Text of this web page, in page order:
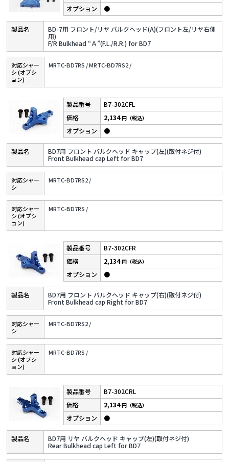
BD-7用 フロント/リヤ バルクヘッド(A)(フロント左/リヤ右側
用)
F/R Bulkhead “Ａ”(F.L./R.R.) for BD7
●
対応シャー
シ (オプシ
ョン)
MRTC-BD7RS /MRTC-BD7RS2 /
B7-302CFL
BD7用 フロント バルクヘッド キャップ(左)(取付ネジ付)
Front Bulkhead cap Left for BD7
2,134円（税込）
●
対応シャー
シ
MRTC-BD7RS2 /
対応シャー
シ (オプシ
ョン)
MRTC-BD7RS /
B7-302CFR
BD7用 フロント バルクヘッド キャップ(右)(取付ネジ付)
Front Bulkhead cap Right for BD7
2,134円（税込）
●
対応シャー
シ
MRTC-BD7RS2 /
対応シャー
シ (オプシ
ョン)
MRTC-BD7RS /
B7-302CRL
BD7用 リヤ バルクヘッド キャップ(左)(取付ネジ付)
Rear Bulkhead cap Left for BD7
2,134円（税込）
●